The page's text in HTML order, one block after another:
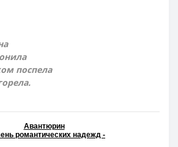
поспела
Авантюрин
романтических надежд -